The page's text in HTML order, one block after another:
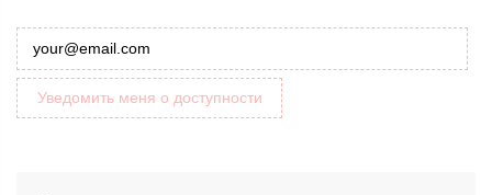
Уведомить меня о доступности